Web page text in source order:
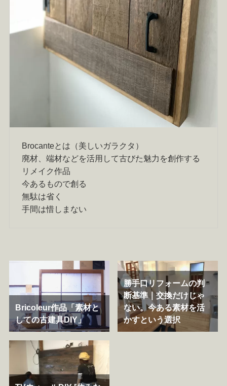
Brocanteとは（美しいガラクタ）
廃材、端材などを活用して古びた魅力を創作する
リメイク作品
今あるもので創る
無駄は省く
手間は惜しまない
Bricoleur作品「素材と
しての古建具DIY」
勝手口リフォームの判
断基準｜交換だけじゃ
ない。今ある素材を活
かすという選択